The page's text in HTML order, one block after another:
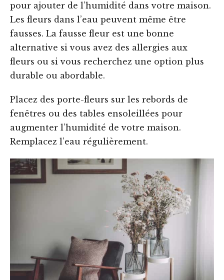
pour ajouter de l’humidité dans votre maison.
Les fleurs dans l’eau peuvent même être
fausses. La fausse fleur est une bonne
alternative si vous avez des allergies aux
fleurs ou si vous recherchez une option plus
durable ou abordable.
Placez des porte-fleurs sur les rebords de
fenêtres ou des tables ensoleillées pour
augmenter l’humidité de votre maison.
Remplacez l’eau régulièrement.